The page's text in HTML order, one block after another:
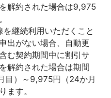
解約された場合は9,975
継続利用いただくこと
出がない場合、自動更
む契約期間中に割引サ
解約された場合は期間
目）～9,975円（24か月
ます。